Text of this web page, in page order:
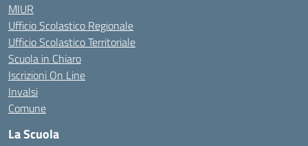
MIUR
Ufficio Scolastico Regionale
Ufficio Scolastico Territoriale
Scuola in Chiaro
Iscrizioni On Line
Invalsi
Comune
La Scuola